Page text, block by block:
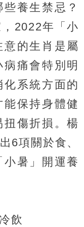
養生禁忌？
2022年「小
的生肖是屬
痛會特別明
系統方面的
保持身體健
扭傷折損。楊
6項關於食、
暑」開運養
飲